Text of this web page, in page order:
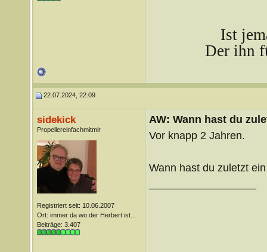
Ist
Der ihn
22.07.2024, 22:09
sidekick
Propellereinfachmitmir
Registriert seit: 10.06.2007
Ort: immer da wo der Herbert ist...
Beiträge: 3.407
AW: Wann hast du
Vor knapp 2 Jahren.
Wann hast du zuletzt